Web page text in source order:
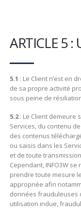
ARTICLE 5 :
5.1 : Le Client n’est en
de sa propre activité
sous peine de
5.2: Le Client demeure
Services, du contenu
des contenus
ou saisis dans les
et de toute
Cependant, INFO3W
prendre toute mesure
appropriée afin
données frauduleuses
utilisation indue,